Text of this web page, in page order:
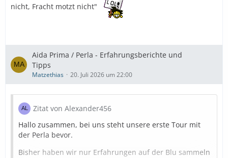
nicht, Fracht motzt nicht"
Aida Prima / Perla - Erfahrungsberichte und
Tipps
Matzethias 20. Juli 2026 um 22:00
Zitat von Alexander456
Hallo zusammen, bei uns steht unsere erste Tour mit
der Perla bevor.
Bisher haben wir nur Erfahrungen auf der Blu sammeln